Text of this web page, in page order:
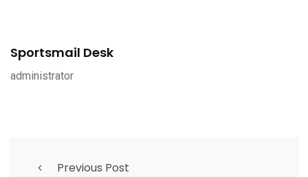
Sportsmail Desk
administrator
Previous Post